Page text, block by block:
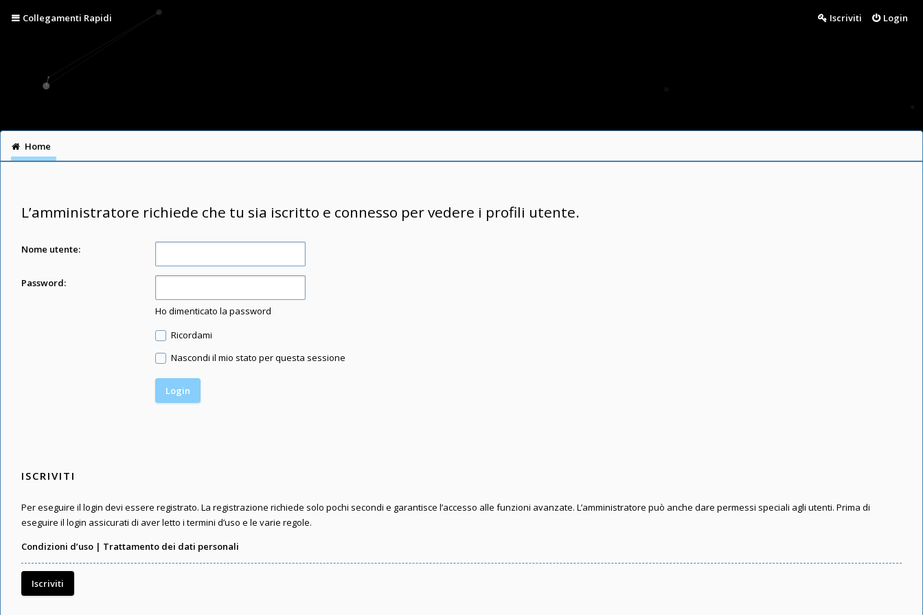
Collegamenti Rapidi Login
Iscriviti
Home
L’amministratore richiede che tu sia iscritto e connesso per vedere i profili utente.
Nome utente:
Password:
Ho dimenticato la password
Ricordami
Nascondi il mio stato per questa sessione
ISCRIVITI
Per eseguire il login devi essere registrato. La registrazione richiede solo pochi secondi e garantisce l’accesso alle funzioni avanzate. L’amministratore può anche dare permessi speciali agli utenti. Prima di
eseguire il login assicurati di aver letto i termini d’uso e le varie regole.
Condizioni d’uso | Trattamento dei dati personali
Iscriviti